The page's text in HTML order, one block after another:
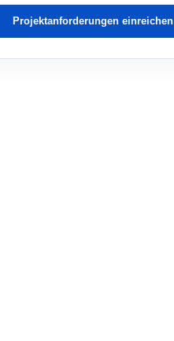
Projektanforderungen einreichen